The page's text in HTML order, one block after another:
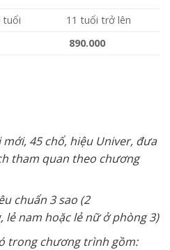
tuổi
11 tuổi trở lên
890.000
mới, 45 chổ, hiệu Univer, đưa
tham quan theo chương
chuẩn 3 sao (2
lẻ nam hoặc lẻ nữ ở phòng 3)
trong chương trình gồm: